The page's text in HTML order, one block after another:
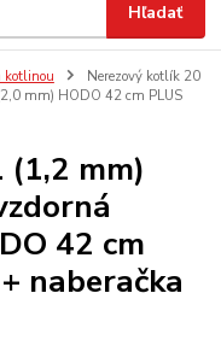
Hľadať
kotlinou
Nerezový kotlík 20
mm) HODO 42 cm PLUS
mm)
42 cm
naberačka